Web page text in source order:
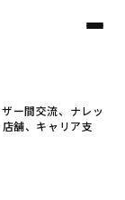
ー間交流、ナレッ
舗、キャリア支